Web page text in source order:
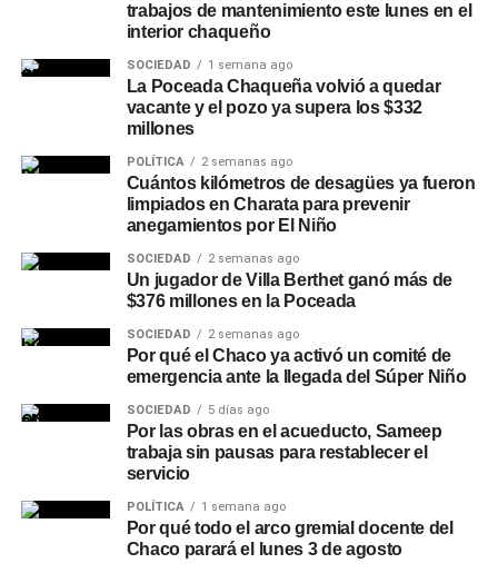
trabajos de mantenimiento este lunes en el
interior chaqueño
SOCIEDAD 1 semana ago
La Poceada Chaqueña volvió a quedar
vacante y el pozo ya supera los $332
millones
POLÍTICA 2 semanas ago
Cuántos kilómetros de desagües ya fueron
limpiados en Charata para prevenir
anegamientos por El Niño
SOCIEDAD 2 semanas ago
Un jugador de Villa Berthet ganó más de
$376 millones en la Poceada
SOCIEDAD 2 semanas ago
Por qué el Chaco ya activó un comité de
emergencia ante la llegada del Súper Niño
SOCIEDAD 5 días ago
Por las obras en el acueducto, Sameep
trabaja sin pausas para restablecer el
servicio
POLÍTICA 1 semana ago
Por qué todo el arco gremial docente del
Chaco parará el lunes 3 de agosto